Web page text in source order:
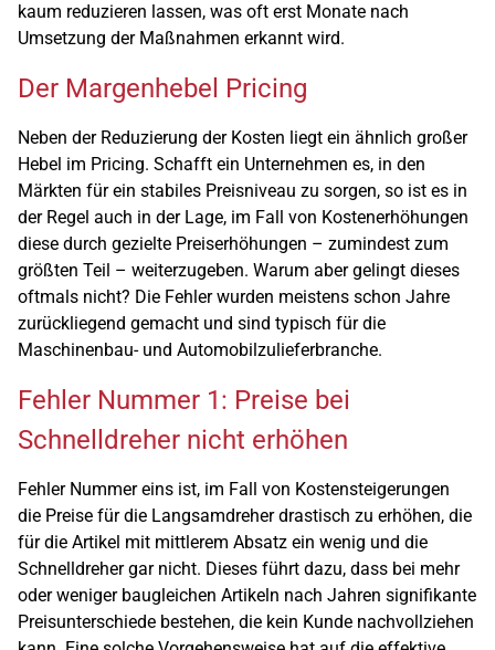
kaum reduzieren lassen, was oft erst Monate nach
Umsetzung der Maßnahmen erkannt wird.
Der Margenhebel Pricing
Neben der Reduzierung der Kosten liegt ein ähnlich großer
Hebel im Pricing. Schafft ein Unternehmen es, in den
Märkten für ein stabiles Preisniveau zu sorgen, so ist es in
der Regel auch in der Lage, im Fall von Kostenerhöhungen
diese durch gezielte Preiserhöhungen – zumindest zum
größten Teil – weiterzugeben. Warum aber gelingt dieses
oftmals nicht? Die Fehler wurden meistens schon Jahre
zurückliegend gemacht und sind typisch für die
Maschinenbau- und Automobilzulieferbranche.
Fehler Nummer 1: Preise bei
Schnelldreher nicht erhöhen
Fehler Nummer eins ist, im Fall von Kostensteigerungen
die Preise für die Langsamdreher drastisch zu erhöhen, die
für die Artikel mit mittlerem Absatz ein wenig und die
Schnelldreher gar nicht. Dieses führt dazu, dass bei mehr
oder weniger baugleichen Artikeln nach Jahren signifikante
Preisunterschiede bestehen, die kein Kunde nachvollziehen